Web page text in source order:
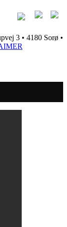
3 • 4180 Sorø •